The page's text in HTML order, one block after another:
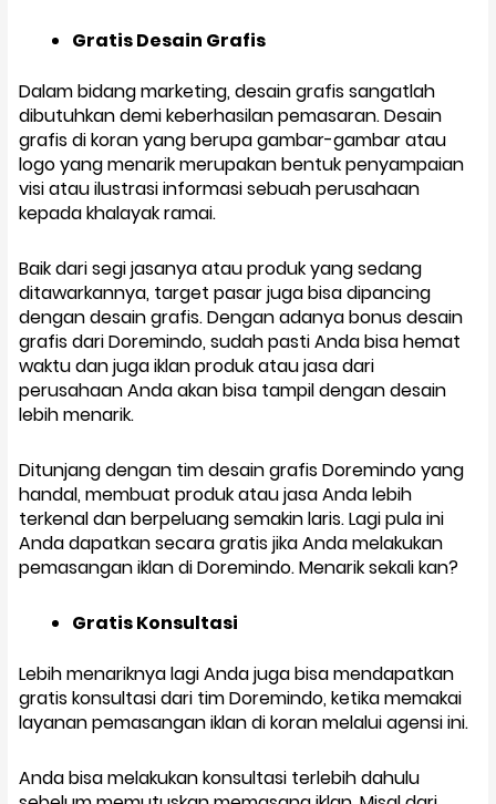
Gratis Desain Grafis
Dalam bidang marketing, desain grafis sangatlah
dibutuhkan demi keberhasilan pemasaran. Desain
grafis di koran yang berupa gambar-gambar atau
logo yang menarik merupakan bentuk penyampaian
visi atau ilustrasi informasi sebuah perusahaan
kepada khalayak ramai.
Baik dari segi jasanya atau produk yang sedang
ditawarkannya, target pasar juga bisa dipancing
dengan desain grafis. Dengan adanya bonus desain
grafis dari Doremindo, sudah pasti Anda bisa hemat
waktu dan juga iklan produk atau jasa dari
perusahaan Anda akan bisa tampil dengan desain
lebih menarik.
Ditunjang dengan tim desain grafis Doremindo yang
handal, membuat produk atau jasa Anda lebih
terkenal dan berpeluang semakin laris. Lagi pula ini
Anda dapatkan secara gratis jika Anda melakukan
pemasangan iklan di Doremindo. Menarik sekali kan?
Gratis Konsultasi
Lebih menariknya lagi Anda juga bisa mendapatkan
gratis konsultasi dari tim Doremindo, ketika memakai
layanan pemasangan iklan di koran melalui agensi ini.
Anda bisa melakukan konsultasi terlebih dahulu